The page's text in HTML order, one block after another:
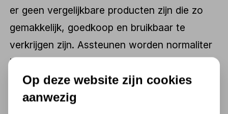
er geen vergelijkbare producten zijn die zo
gemakkelijk, goedkoop en bruikbaar te
verkrijgen zijn. Assteunen worden normaliter
in autogarages gebruikt, maar ze zijn ook
heel geschikt voor gebruik voor in of
buitenshuis. Bij Kippers zijn er qua capaciteit
Op deze website zijn cookies
aanwezig